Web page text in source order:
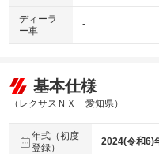
ディーラ
ー車
-
基本仕様
（レクサスＮＸ 愛知県）
年式（初度
登録）
2024(令和6)